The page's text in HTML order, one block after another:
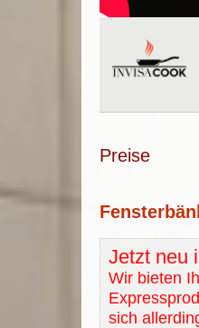
Preise
Jetzt neu
Wir bieten
sich